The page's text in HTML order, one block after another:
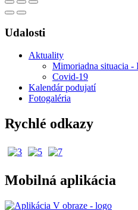
Udalosti
Aktuality
Mimoriadna situacia
Covid-19
Kalendár podujatí
Fotogaléria
Rychlé odkazy
Mobilná aplikácia